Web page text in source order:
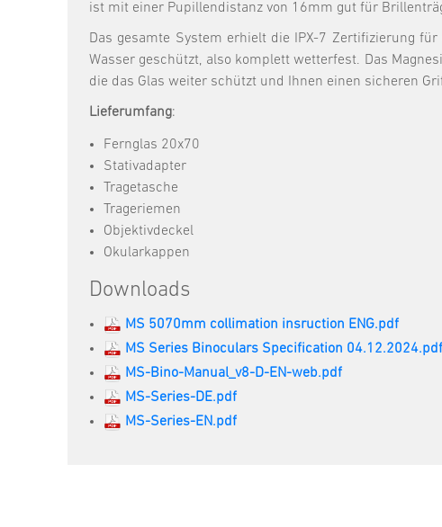
ist mit einer Pupillendistanz von 16mm gut für
Das gesamte System erhielt die IPX-7 Zertifizierung
Wasser geschützt, also komplett wetterfest. Das
die das Glas weiter schützt und Ihnen einen sicheren
Lieferumfang:
Fernglas 20x70
Stativadapter
Tragetasche
Trageriemen
Objektivdeckel
Okularkappen
Downloads
MS 5070mm collimation insruction ENG.pdf
MS Series Binoculars Specification 04.12.2024.pdf
MS-Bino-Manual_v8-D-EN-web.pdf
MS-Series-DE.pdf
MS-Series-EN.pdf